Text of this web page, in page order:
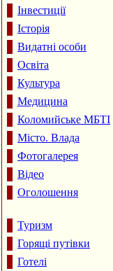
Інвестиції
Історія
Видатні особи
Освіта
Культура
Медицина
Коломийське МБТІ
Місто. Влада
Фотогалерея
Відео
Оголошення
Туризм
Горящі путівки
Готелі